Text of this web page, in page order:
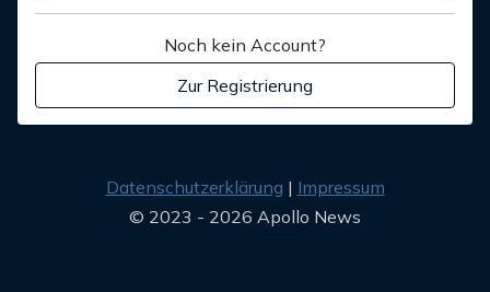
Noch kein Account?
Zur Registrierung
Datenschutzerklärung
Impressum
© 2023 - 2026 Apollo News